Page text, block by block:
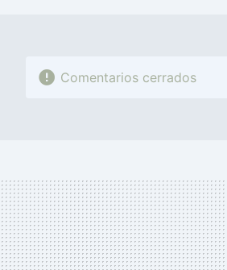
Comentarios cerrados